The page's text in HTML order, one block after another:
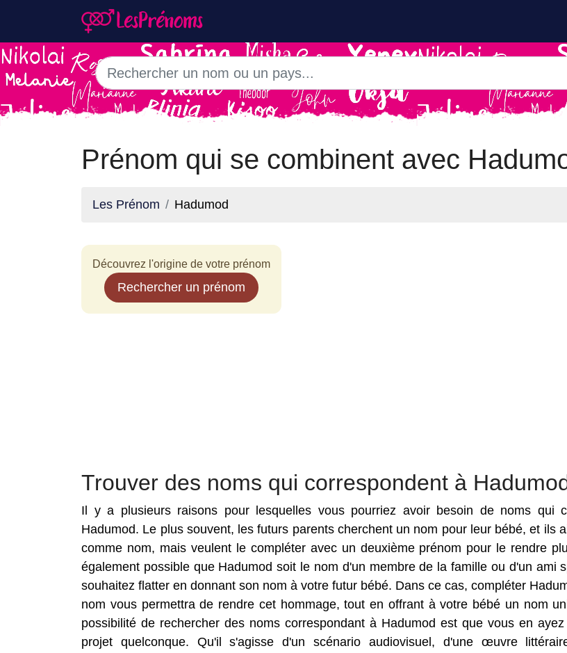
Prénom qui se combinent avec
Les Prénom Hadumod
Découvrez l'origine de votre prénom
Rechercher un prénom
Trouver des noms qui correspondent à
Il y a plusieurs raisons pour lesquelles vous pourriez avoir besoin de noms qui
Hadumod. Le plus souvent, les futurs parents cherchent un nom pour leur bébé, et ils
comme nom, mais veulent le compléter avec un deuxième prénom pour le rendre
également possible que Hadumod soit le nom d'un membre de la famille ou d'un ami
souhaitez flatter en donnant son nom à votre futur bébé. Dans ce cas, compléter
nom vous permettra de rendre cet hommage, tout en offrant à votre bébé un nom
possibilité de rechercher des noms correspondant à Hadumod est que vous en
projet quelconque. Qu'il s'agisse d'un scénario audiovisuel, d'une œuvre